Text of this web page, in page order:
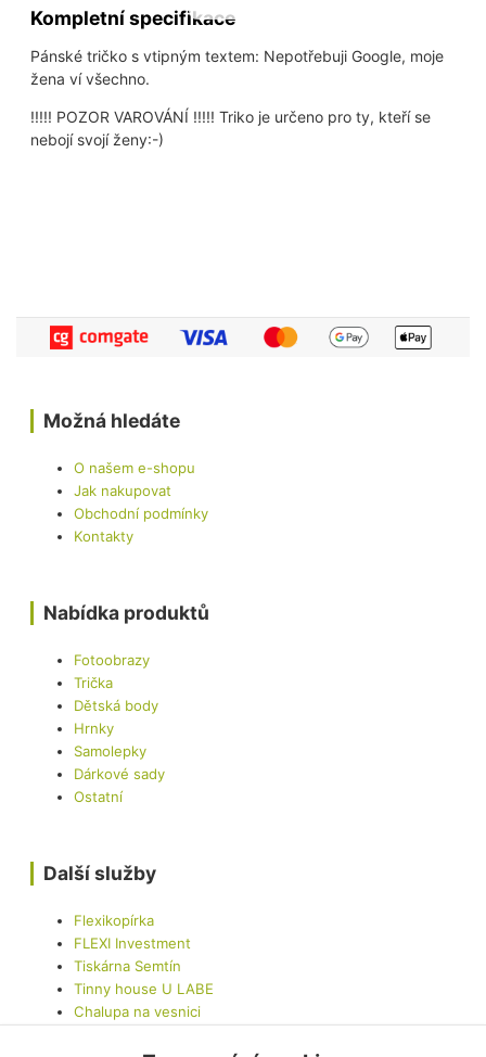
Kompletní specifikace
Pánské tričko s vtipným textem: Nepotřebuji Google, moje
žena ví všechno.
!!!!! POZOR VAROVÁNÍ !!!!! Triko je určeno pro ty, kteří se
nebojí svojí ženy:-)
Možná hledáte
O našem e-shopu
Jak nakupovat
Obchodní podmínky
Kontakty
Nabídka produktů
Fotoobrazy
Trička
Dětská body
Hrnky
Samolepky
Dárkové sady
Ostatní
Další služby
Flexikopírka
FLEXI Investment
Tiskárna Semtín
Tinny house U LABE
Chalupa na vesnici